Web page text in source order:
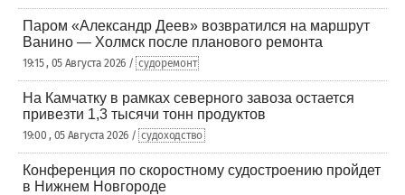
Паром «Александр Деев» возвратился на маршрут
Ванино — Холмск после планового ремонта
19:15 , 05 Августа 2026 / судоремонт
На Камчатку в рамках северного завоза остается
привезти 1,3 тысячи тонн продуктов
19:00 , 05 Августа 2026 / судоходство
Конференция по скоростному судостроению пройдет
в Нижнем Новгороде